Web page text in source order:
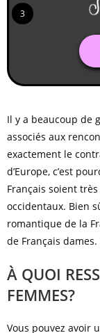
3
Il y a beaucoup de
associés aux
exactement le
d’Europe, c’est
Français soient
occidentaux. Bien
romantique de la
de Français
À QUOI
FEMMES?
Vous pouvez avoir